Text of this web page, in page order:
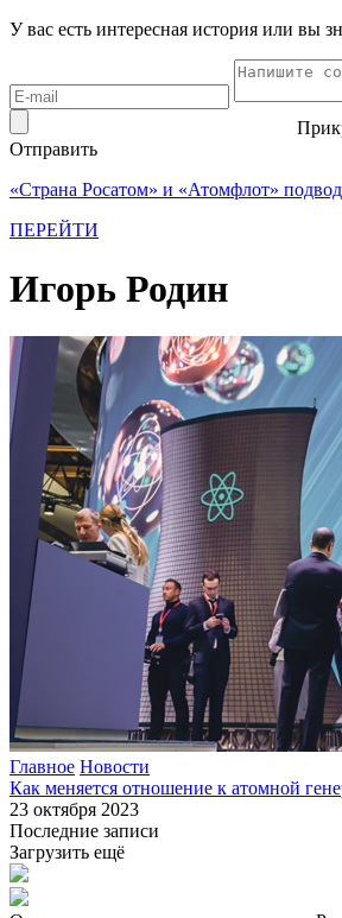
У вас есть интересная история или
Отправить
«Страна Росатом» и «Атомфлот»
ПЕРЕЙТИ
Игорь Родин
Главное Новости
Как меняется отношение к атомной
23 октября 2023
Последние записи
Загрузить ещё